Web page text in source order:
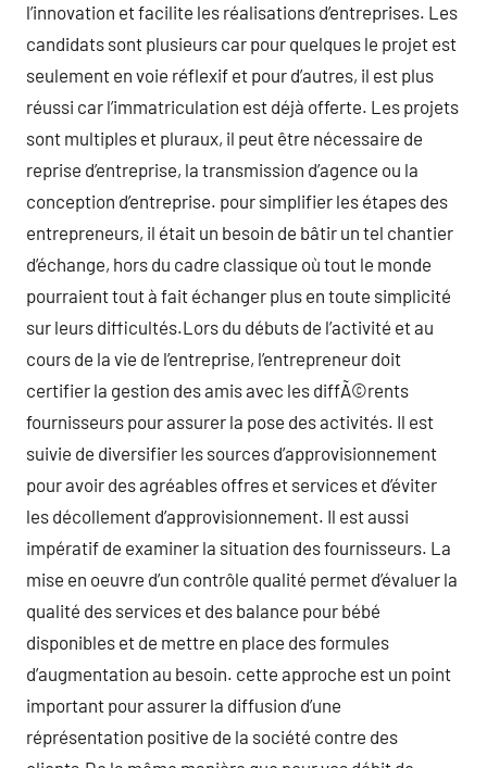
l’innovation et facilite les réalisations d’entreprises. Les
candidats sont plusieurs car pour quelques le projet est
seulement en voie réflexif et pour d’autres, il est plus
réussi car l’immatriculation est déjà offerte. Les projets
sont multiples et pluraux, il peut être nécessaire de
reprise d’entreprise, la transmission d’agence ou la
conception d’entreprise. pour simplifier les étapes des
entrepreneurs, il était un besoin de bâtir un tel chantier
d’échange, hors du cadre classique où tout le monde
pourraient tout à fait échanger plus en toute simplicité
sur leurs difficultés.Lors du débuts de l’activité et au
cours de la vie de l’entreprise, l’entrepreneur doit
certifier la gestion des amis avec les diffÃ©rents
fournisseurs pour assurer la pose des activités. Il est
suivie de diversifier les sources d’approvisionnement
pour avoir des agréables offres et services et d’éviter
les décollement d’approvisionnement. Il est aussi
impératif de examiner la situation des fournisseurs. La
mise en oeuvre d’un contrôle qualité permet d’évaluer la
qualité des services et des balance pour bébé
disponibles et de mettre en place des formules
d’augmentation au besoin. cette approche est un point
important pour assurer la diffusion d’une
réprésentation positive de la société contre des